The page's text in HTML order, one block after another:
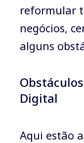
reformular
negócios,
alguns
Digital
Aqui estão